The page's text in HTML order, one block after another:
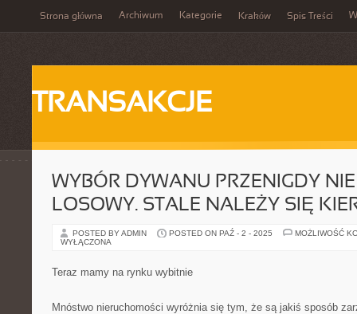
Strona główna Archiwum Kategorie Kraków Spis Treści
TRANSAKCJE
WYBÓR DYWANU PRZENIGDY
LOSOWY. STALE NALEŻY SIĘ
POSTED BY ADMIN POSTED ON PAŹ - 2 - 2025
MOŻLIWOŚĆ
WYŁĄCZONA
Teraz mamy na rynku wybitnie
Mnóstwo nieruchomości wyróżnia się tym, że są jakiś sposób